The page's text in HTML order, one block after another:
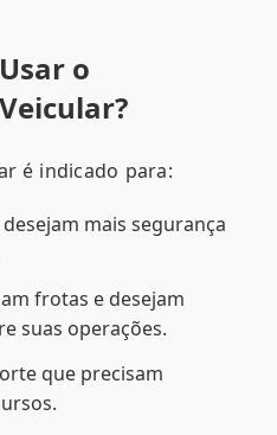
o
é indicado para:
mais segurança
frotas e desejam
suas operações.
que precisam